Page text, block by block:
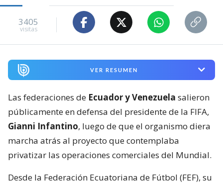
3405
visitas
VER RESUMEN
Las federaciones de Ecuador y Venezuela salieron
públicamente en defensa del presidente de la FIFA,
Gianni Infantino, luego de que el organismo diera
marcha atrás al proyecto que contemplaba
privatizar las operaciones comerciales del Mundial.
Desde la Federación Ecuatoriana de Fútbol (FEF), su